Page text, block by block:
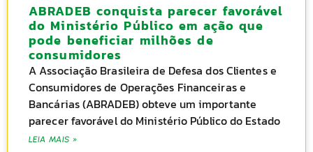
ABRADEB conquista parecer favorável
do Ministério Público em ação que
pode beneficiar milhões de
consumidores
A Associação Brasileira de Defesa dos Clientes e
Consumidores de Operações Financeiras e
Bancárias (ABRADEB) obteve um importante
parecer favorável do Ministério Público do Estado
LEIA MAIS »